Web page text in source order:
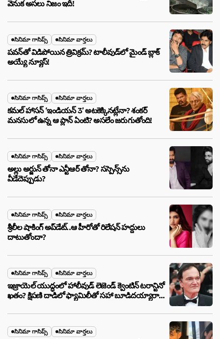
వెనుక అసలు నిజం ఇదీ!
సినిమా గాసిప్స్ సినిమా వార్తలు
పవన్‌తో విడిపోయిన త్రివిక్రమ్? టాలీవుడ్‌లో మైండ్ బ్లాక్
అయ్యే న్యూస్!
సినిమా గాసిప్స్ సినిమా వార్తలు
కమల్ హాసన్ ‘ఇండియన్ 3’ అటకెక్కినట్లేనా? శంకర్
మనసులో ఉన్న ఆ ప్లాన్ ఏంటి? అసలేం జరుగుతోంది!
సినిమా గాసిప్స్ సినిమా వార్తలు
అల్లు అర్జున్ తోనా ఎన్టీఆర్ తోనా? సస్పెన్స్‌ను
వీడేదెప్పుడు?
సినిమా గాసిప్స్ సినిమా వార్తలు
శ్రీలీల షాకింగ్ అప్‌డేట్..ఆ హీరోతో రిలేషన్ హద్దులు
దాటుతోందా?
సినిమా గాసిప్స్ సినిమా వార్తలు
ఇజ్రాయెల్ యుద్ధంలో హాలీవుడ్ లెజెండ్ క్వెంటిన్ టరాన్టినో
ఖతం? క్షిపణి దాడిలో ఫ్యామిలీతో సహా బూడిదయ్యారా?
సినిమా గాసిప్స్ సినిమా వార్తలు